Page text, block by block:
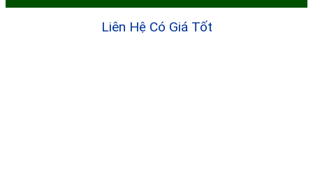
Liên Hệ Có Giá Tốt